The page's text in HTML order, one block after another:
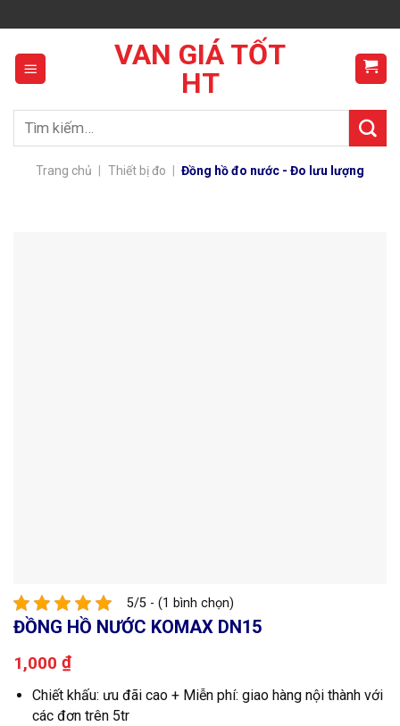
to
content
VAN GIÁ TỐT
HT
Tìm
Trang chủ Thiết bị đo Đồng hồ đo nước - Đo lưu lượng
5/5 - (1 bình chọn)
ĐỒNG HỒ NƯỚC KOMAX DN15
1,000 ₫
Chiết khấu: ưu đãi cao + Miễn phí: giao hàng nội thành với
các đơn trên 5tr